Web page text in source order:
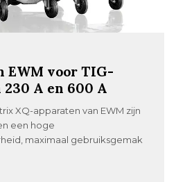
EWM voor TIG-
A en 600 A
XQ-apparaten van EWM zijn
een hoge
maximaal gebruiksgemak